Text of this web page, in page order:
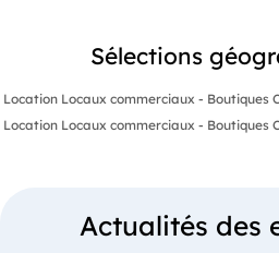
Sélections
Location Locaux commerciaux - Boutiques
Location Locaux commerciaux - Boutiques
Actualités des